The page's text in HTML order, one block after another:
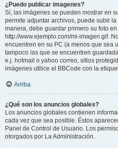
¿Puedo publicar imagenes?
Sí, las imágenes se pueden mostrar en
permite adjuntar archivos, puede subir
manera, debe guardar primero su foto
http://www.ejemplo.com/mi-imagen.gif.
encuentren en su PC (a menos que sea
tampoco las que se encuentren
e.j. hotmail o yahoo correo, sitios
imágenes utilice el BBCode con la
Arriba
¿Qué son los anuncios globales?
Los anuncios globales contienen
cada vez que sea posible. Éstos
Panel de Control de Usuario. Los
otorgados por La Administración.